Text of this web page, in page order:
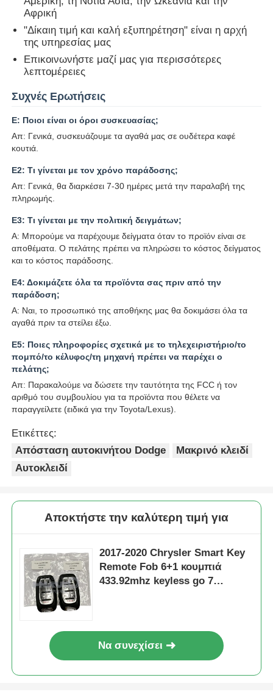
Μονόγωνη μηχανή κοπής
βασικός προγραμματιστής αυτοκινήτων
τσιπ αναμεταδοτών
Μηχανή κλειδαριού
Κλειδί KEYDIY έξυπνο
Αφρική
"Δίκαιη τιμή και καλή εξυπηρέτηση" είναι η αρχή
της υπηρεσίας μας
Επικοινωνήστε μαζί μας για περισσότερες
λεπτομέρειες
Συχνές Ερωτήσεις
Ε: Ποιοι είναι οι όροι συσκευασίας;
Απ: Γενικά, συσκευάζουμε τα αγαθά μας σε ουδέτερα καφέ
κουτιά.
Ε2: Τι γίνεται με τον χρόνο παράδοσης;
Απ: Γενικά, θα διαρκέσει 7-30 ημέρες μετά την παραλαβή της
πληρωμής.
Ε3: Τι γίνεται με την πολιτική δειγμάτων;
Α: Μπορούμε να παρέχουμε δείγματα όταν το προϊόν είναι σε
αποθέματα. Ο πελάτης πρέπει να πληρώσει το κόστος δείγματος
και το κόστος παράδοσης.
Ε4: Δοκιμάζετε όλα τα προϊόντα σας πριν από την
παράδοση;
Α: Ναι, το προσωπικό της αποθήκης μας θα δοκιμάσει όλα τα
αγαθά πριν τα στείλει έξω.
Ε5: Ποιες πληροφορίες σχετικά με το τηλεχειριστήριο/το
πομπό/το κέλυφος/τη μηχανή πρέπει να παρέχει ο
πελάτης;
Απ: Παρακαλούμε να δώσετε την ταυτότητα της FCC ή τον
αριθμό του συμβουλίου για τα προϊόντα που θέλετε να
παραγγείλετε (ειδικά για την Toyota/Lexus).
Ετικέττες:
Απόσταση αυτοκινήτου Dodge
Μακρινό κλειδί
Αυτοκλειδί
Αποκτήστε την καλύτερη τιμή για
2017-2020 Chrysler Smart Key
Remote Fob 6+1 κουμπιά
433.92mhz keyless go 7
Να συνεχίσει